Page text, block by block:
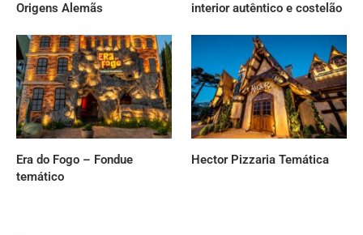
Origens Alemãs
interior autêntico e costelão
Era do Fogo – Fondue
temático
Hector Pizzaria Temática